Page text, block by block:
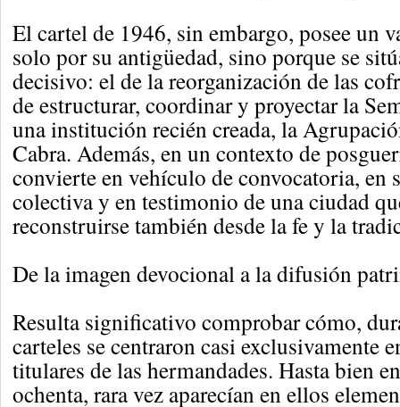
El cartel de 1946, sin embargo, posee un
solo por su antigüedad, sino porque se
decisivo: el de la reorganización de las
de estructurar, coordinar y proyectar la
una institución recién creada, la
Cabra. Además, en un contexto de
convierte en vehículo de convocatoria, en
colectiva y en testimonio de una ciudad
reconstruirse también desde la fe y la
De la imagen devocional a la difusión
Resulta significativo comprobar cómo,
carteles se centraron casi exclusivamente
titulares de las hermandades. Hasta bien
ochenta, rara vez aparecían en ellos